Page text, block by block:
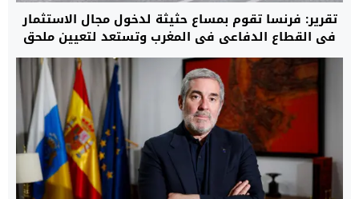
تقرير: فرنسا تقوم بمساع حثيثة لدخول مجال الاستثمار
في القطاع الدفاعي في المغرب وتستعد لتعيين ملحق
خاص بالمعدات العسكرية في سفارتها بالرباط